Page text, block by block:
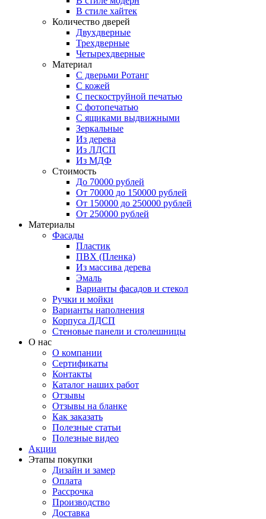
В стиле хайтек
Количество дверей
Двухдверные
Трехдверные
Четырехдверные
Материал
C дверьми Ротанг
C кожей
C пескоструйной печатью
C фотопечатью
C ящиками выдвижными
Зеркальные
Из дерева
Из ЛДСП
Из МДФ
Стоимость
До 70000 рублей
От 70000 до 150000 рублей
От 150000 до 250000 рублей
От 250000 рублей
Материалы
Фасады
Пластик
ПВХ (Пленка)
Из массива дерева
Эмаль
Варианты фасадов и стекол
Ручки и мойки
Варианты наполнения
Корпуса ЛДСП
Стеновые панели и столешницы
О нас
О компании
Сертификаты
Контакты
Каталог наших работ
Отзывы
Отзывы на бланке
Как заказать
Полезные статьи
Полезные видео
Акции
Этапы покупки
Дизайн и замер
Оплата
Рассрочка
Производство
Доставка